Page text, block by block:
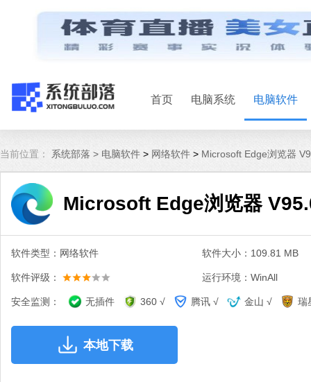
首页 电脑系统 电脑软件
当前位置： 系统部落 > 电脑软件 > 网络软件 > Microsoft Edge浏览器
Microsoft Edge浏览器
软件类型：网络软件 软件大小：109.81 MB
软件评级： 运行环境：WinAll
安全监测： 无插件 360 √ 腾讯 √ 金山 √ 瑞
本地下载